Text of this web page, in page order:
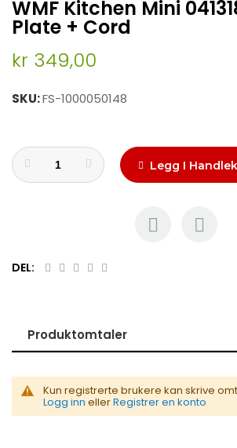
to
the
beginning
of
the
gallery
WMF Kitchen Mini
Plate + Cord
kr 349,00
SKU FS-1000050148
Legg I
DEL:
Produktomtaler
Kun registrerte brukere kan skrive
Logg inn ellerRegistrer en konto